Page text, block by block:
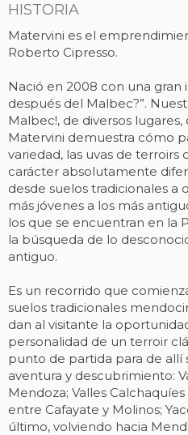
HISTORIA
Matervini es el
Roberto Cipresso.
Nació en 2008 con una gran
después del Malbec?”.
Malbec!, de diversos
Matervini demuestra cómo
variedad, las uvas de
carácter absolutamente
desde suelos tradicionales a
más jóvenes a los más
los que se encuentran en la
la búsqueda de lo
antiguo.
Es un recorrido que
suelos tradicionales
dan al visitante la
personalidad de un terroir
punto de partida para de allí
aventura y descubrimiento:
Mendoza; Valles
entre Cafayate y Molinos;
último, volviendo hacia